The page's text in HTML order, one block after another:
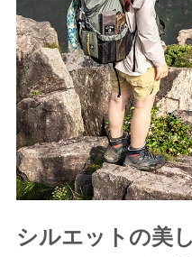
シルエットの美